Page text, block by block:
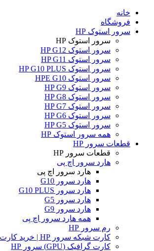
خانه
فروشگاه
سرور استوک HP
سرور استوک HP
سرور استوک HP G12
سرور استوک HP G11
سرور استوک HP G10 PLUS
سرور استوک HPE G10
سرور استوک HP G9
سرور استوک HP G8
سرور استوک HP G7
سرور استوک HP G6
سرور استوک HP G5
همه سرور استوک HP
قطعات سرور HP
قطعات سرور HP
هارد سرور اچ پی
هارد سرور اچ پی
هارد سرور G10
هارد سرور G10 PLUS
هارد سرور G5
هارد سرور G9
همه هارد سرور اچ پی
رم سرور HP
کارت شبکه سرور HP | خرید کارت شبکه HP
کارت گرافیک (GPU) سرور HP